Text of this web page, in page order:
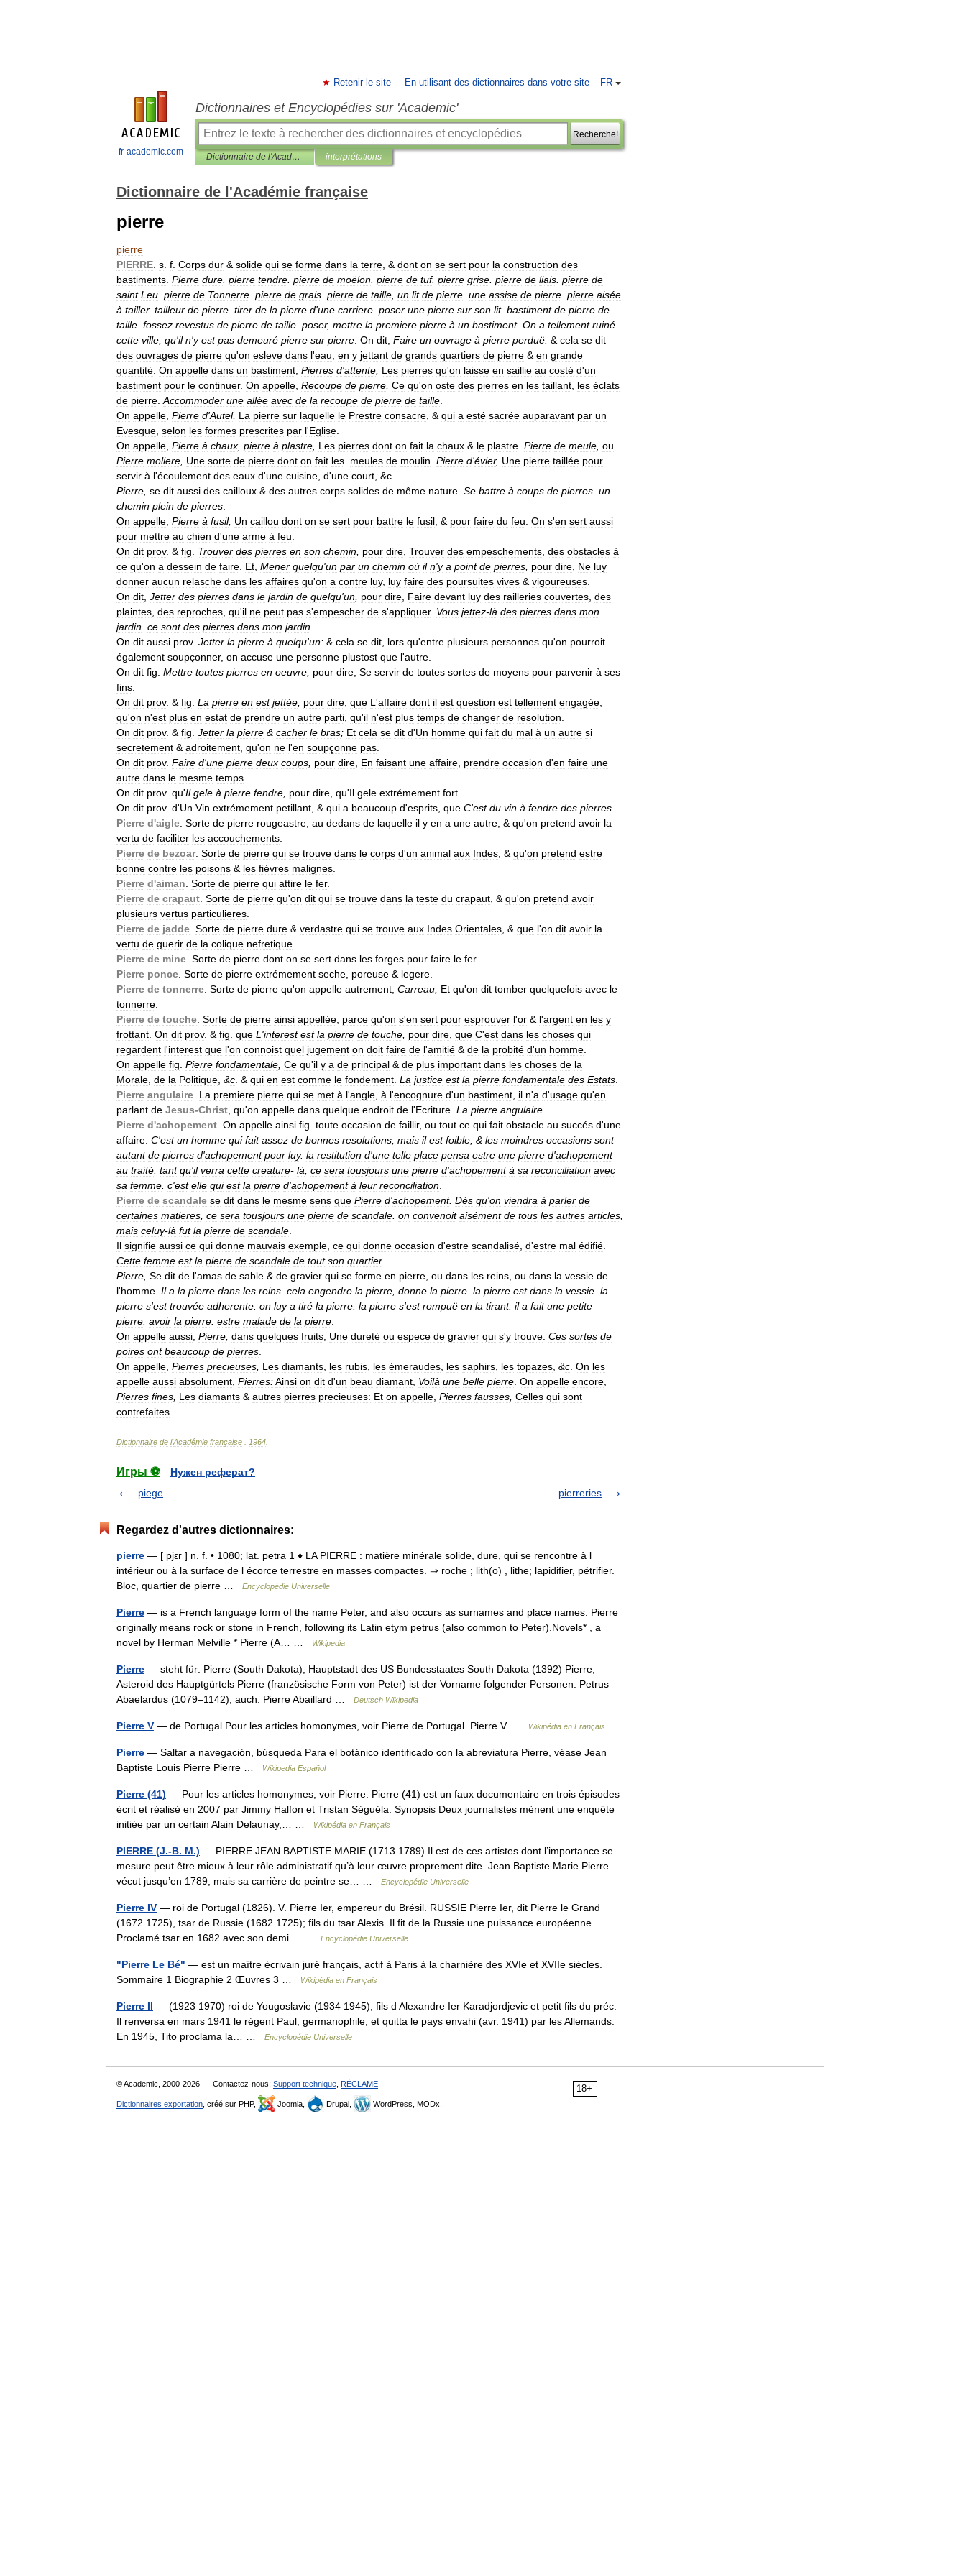
fr-academic.com
FR
Retenir le site En utilisant des dictionnaires dans votre site
Dictionnaires et Encyclopédies sur 'Academic'
Recherche!
Dictionnaire de l'Académie française interprétations
Dictionnaire de l'Académie française
pierre
pierre
PIERRE s f Corps dur & solide qui se forme dans la terre , & dont on se sert pour la construction des
bastiments Pierre dure pierre tendre pierre de moëlon pierre de tuf. pierre grise pierre de liais pierre de
saint Leu pierre de Tonnerre pierre de grais pierre de taille un lit de pierre une assise de pierre pierre aisée
à tailler. tailleur de pierre tirer de la pierre d'une carriere poser une pierre sur son lit. bastiment de pierre de
taille fossez revestus de pierre de taille poser, mettre la premiere pierre à un bastiment. On a tellement ruiné
cette ville qu'il n'y est pas demeuré pierre sur pierre On dit Faire un ouvrage à pierre perduë: & cela se dit
des ouvrages de pierre qu'on esleve dans l'eau en y jettant de grands quartiers de pierre & en grande
quantité On appelle dans un bastiment Pierres d'attente Les pierres qu'on laisse en saillie au costé d'un
bastiment pour le continuer. On appelle Recoupe de pierre Ce qu'on oste des pierres en les taillant les éclats
de pierre Accommoder une allée avec de la recoupe de pierre de taille
On appelle Pierre d'Autel, La pierre sur laquelle le Prestre consacre , & qui a esté sacrée auparavant par un
Evesque selon les formes prescrites par l'Eglise
On appelle Pierre à chaux pierre à plastre Les pierres dont on fait la chaux & le plastre Pierre de meule ou
Pierre moliere Une sorte de pierre dont on fait les meules de moulin Pierre d'évier, Une pierre taillée pour
servir à l'écoulement des eaux d'une cuisine d'une court , &c
Pierre se dit aussi des cailloux & des autres corps solides de même nature Se battre à coups de pierres un
chemin plein de pierres
On appelle Pierre à fusil, Un caillou dont on se sert pour battre le fusil , & pour faire du feu On s'en sert aussi
pour mettre au chien d'une arme à feu
On dit prov. & fig Trouver des pierres en son chemin pour dire Trouver des empeschements des obstacles à
ce qu'on a dessein de faire Et Mener quelqu'un par un chemin où il n'y a point de pierres pour dire Ne luy
donner aucun relasche dans les affaires qu'on a contre luy, luy faire des poursuites vives & vigoureuses
On dit Jetter des pierres dans le jardin de quelqu'un pour dire Faire devant luy des railleries couvertes des
plaintes des reproches qu'il ne peut pas s'empescher de s'appliquer. Vous jettez-là des pierres dans mon
jardin ce sont des pierres dans mon jardin
On dit aussi prov. Jetter la pierre à quelqu'un: & cela se dit lors qu'entre plusieurs personnes qu'on pourroit
également soupçonner, on accuse une personne plustost que l'autre
On dit fig Mettre toutes pierres en oeuvre pour dire Se servir de toutes sortes de moyens pour parvenir à ses
fins
On dit prov. & fig La pierre en est jettée pour dire que L 'affaire dont il est question est tellement engagée
qu'on n'est plus en estat de prendre un autre parti qu'il n'est plus temps de changer de resolution
On dit prov. & fig Jetter la pierre & cacher le bras; Et cela se dit d'Un homme qui fait du mal à un autre si
secretement & adroitement qu'on ne l'en soupçonne pas
On dit prov. Faire d'une pierre deux coups pour dire En faisant une affaire prendre occasion d'en faire une
autre dans le mesme temps
On dit prov. qu'Il gele à pierre fendre pour dire qu'Il gele extrémement fort
On dit prov. d'Un Vin extrémement petillant , & qui a beaucoup d'esprits que C'est du vin à fendre des pierres
Pierre d'aigle Sorte de pierre rougeastre au dedans de laquelle il y en a une autre , & qu'on pretend avoir la
vertu de faciliter les accouchements
Pierre de bezoar. Sorte de pierre qui se trouve dans le corps d'un animal aux Indes , & qu'on pretend estre
bonne contre les poisons & les fiévres malignes
Pierre d'aiman Sorte de pierre qui attire le fer.
Pierre de crapaut Sorte de pierre qu'on dit qui se trouve dans la teste du crapaut , & qu'on pretend avoir
plusieurs vertus particulieres
Pierre de jadde Sorte de pierre dure & verdastre qui se trouve aux Indes Orientales , & que l'on dit avoir la
vertu de guerir de la colique nefretique
Pierre de mine Sorte de pierre dont on se sert dans les forges pour faire le fer.
Pierre ponce Sorte de pierre extrémement seche poreuse & legere
Pierre de tonnerre Sorte de pierre qu'on appelle autrement Carreau Et qu'on dit tomber quelquefois avec le
tonnerre
Pierre de touche Sorte de pierre ainsi appellée parce qu'on s'en sert pour esprouver l'or & l'argent en les y
frottant On dit prov. & fig que L 'interest est la pierre de touche pour dire que C'est dans les choses qui
regardent l'interest que l'on connoist quel jugement on doit faire de l'amitié & de la probité d'un homme
On appelle fig Pierre fondamentale Ce qu'il y a de principal & de plus important dans les choses de la
Morale de la Politique &c . & qui en est comme le fondement La justice est la pierre fondamentale des Estats
Pierre angulaire La premiere pierre qui se met à l'angle à l'encognure d'un bastiment il n'a d'usage qu'en
parlant de Jesus-Christ qu'on appelle dans quelque endroit de l'Ecriture La pierre angulaire
Pierre d'achopement On appelle ainsi fig toute occasion de faillir, ou tout ce qui fait obstacle au succés d'une
affaire C'est un homme qui fait assez de bonnes resolutions mais il est foible , & les moindres occasions sont
autant de pierres d'achopement pour luy. la restitution d'une telle place pensa estre une pierre d'achopement
au traité tant qu'il verra cette creature- là ce sera tousjours une pierre d'achopement à sa reconciliation avec
sa femme c'est elle qui est la pierre d'achopement à leur reconciliation
Pierre de scandale se dit dans le mesme sens que Pierre d'achopement. Dés qu'on viendra à parler de
certaines matieres ce sera tousjours une pierre de scandale on convenoit aisément de tous les autres articles
mais celuy-là fut la pierre de scandale
Il signifie aussi ce qui donne mauvais exemple ce qui donne occasion d'estre scandalisé d'estre mal édifié
Cette femme est la pierre de scandale de tout son quartier
Pierre Se dit de l'amas de sable & de gravier qui se forme en pierre ou dans les reins ou dans la vessie de
l'homme Il a la pierre dans les reins cela engendre la pierre donne la pierre la pierre est dans la vessie la
pierre s'est trouvée adherente on luy a tiré la pierre la pierre s'est rompuë en la tirant. il a fait une petite
pierre avoir la pierre estre malade de la pierre
On appelle aussi Pierre dans quelques fruits Une dureté ou espece de gravier qui s'y trouve Ces sortes de
poires ont beaucoup de pierres
On appelle Pierres precieuses Les diamants les rubis les émeraudes les saphirs les topazes &c On les
appelle aussi absolument Pierres:Ainsi on dit d'un beau diamant Voilà une belle pierre On appelle encore
Pierres fines Les diamants & autres pierres precieuses: Et on appelle Pierres fausses Celles qui sont
contrefaites
Dictionnaire de l'Académie française 1964
Игры ⚽
Нужен реферат?
piege
pierreries
Regardez d'autres dictionnaires:
pierre — [ pjɛr ] n. f. • 1080; lat. petra 1 ♦ LA PIERRE : matière minérale solide, dure, qui se rencontre à l
intérieur ou à la surface de l écorce terrestre en masses compactes. ⇒ roche ; lith(o) , lithe; lapidifier, pétrifier.
Bloc, quartier de pierre …
Encyclopédie Universelle
Pierre — is a French language form of the name Peter, and also occurs as surnames and place names. Pierre
originally means rock or stone in French, following its Latin etym petrus (also common to Peter).Novels* , a
novel by Herman Melville * Pierre (A… …
Wikipedia
Pierre — steht für: Pierre (South Dakota), Hauptstadt des US Bundesstaates South Dakota (1392) Pierre,
Asteroid des Hauptgürtels Pierre (französische Form von Peter) ist der Vorname folgender Personen: Petrus
Abaelardus (1079–1142), auch: Pierre Abaillard …
Deutsch Wikipedia
Pierre V — de Portugal Pour les articles homonymes, voir Pierre de Portugal. Pierre V … Wikipédia en Français
Pierre — Saltar a navegación, búsqueda Para el botánico identificado con la abreviatura Pierre, véase Jean
Baptiste Louis Pierre Pierre …
Wikipedia Español
Pierre (41) — Pour les articles homonymes, voir Pierre. Pierre (41) est un faux documentaire en trois épisodes
écrit et réalisé en 2007 par Jimmy Halfon et Tristan Séguéla. Synopsis Deux journalistes mènent une enquête
initiée par un certain Alain Delaunay,… …
Wikipédia en Français
PIERRE (J.-B. M.) — PIERRE JEAN BAPTISTE MARIE (1713 1789) Il est de ces artistes dont l’importance se
mesure peut être mieux à leur rôle administratif qu’à leur œuvre proprement dite. Jean Baptiste Marie Pierre
vécut jusqu’en 1789, mais sa carrière de peintre se… …
Encyclopédie Universelle
Pierre IV — roi de Portugal (1826). V. Pierre Ier, empereur du Brésil. RUSSIE Pierre Ier, dit Pierre le Grand
(1672 1725), tsar de Russie (1682 1725); fils du tsar Alexis. Il fit de la Russie une puissance européenne.
Proclamé tsar en 1682 avec son demi… …
Encyclopédie Universelle
"Pierre Le Bé" — est un maître écrivain juré français, actif à Paris à la charnière des XVIe et XVIIe siècles.
Sommaire 1 Biographie 2 Œuvres 3 …
Wikipédia en Français
Pierre II — (1923 1970) roi de Yougoslavie (1934 1945); fils d Alexandre Ier Karadjordjevic et petit fils du préc.
Il renversa en mars 1941 le régent Paul, germanophile, et quitta le pays envahi (avr. 1941) par les Allemands.
En 1945, Tito proclama la… …
Encyclopédie Universelle
18+
© Academic, 2000-2026 Contactez-nous: Support technique RÉCLAME
Dictionnaires exportation , créé sur PHP, Joomla, Drupal, WordPress, MODx.